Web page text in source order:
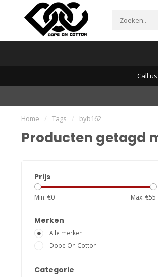
Call
Home / Tags / byb162
Producten getagd
Prijs
Min: €0 Max: €55
Merken
Alle merken
Dope On Cotton
Categorie